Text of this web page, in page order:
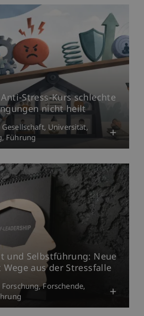
Stress-Kurs schlechte
nicht heilt
Gesellschaft Universität
Führung
und Selbstführung: Neue
Wege aus der Stressfalle
Forschung Forschende